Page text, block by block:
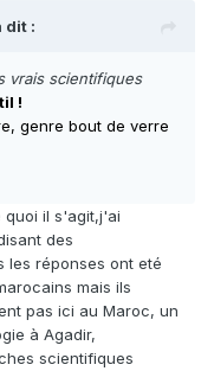
dit :
vrais scientifiques
!
genre bout de verre
quoi il s'agit,j'ai
des
les réponses ont eté
mais ils
pas ici au Maroc, un
à Agadir,
scientifiques